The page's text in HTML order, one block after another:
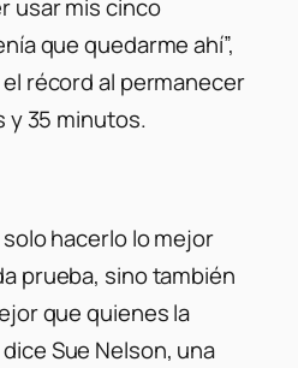
usar mis cinco
que quedarme ahí”,
récord al permanecer
y 35 minutos.
hacerlo lo mejor
prueba, sino también
que quienes la
dice Sue Nelson, una